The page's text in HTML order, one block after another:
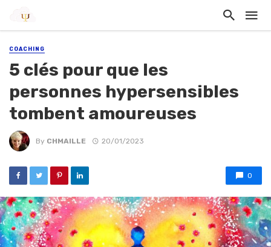
COACHING
5 clés pour que les
personnes hypersensibles
tombent amoureuses
By CHMAILLE 20/01/2023
0